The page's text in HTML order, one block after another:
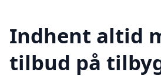
Indhent altid
tilbud på